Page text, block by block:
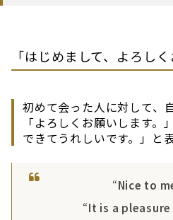
「はじめまして、よろし
初めて会った人に対して、
「よろしくお願いします。
できてうれしいです。」と
“Nice to
“It is a